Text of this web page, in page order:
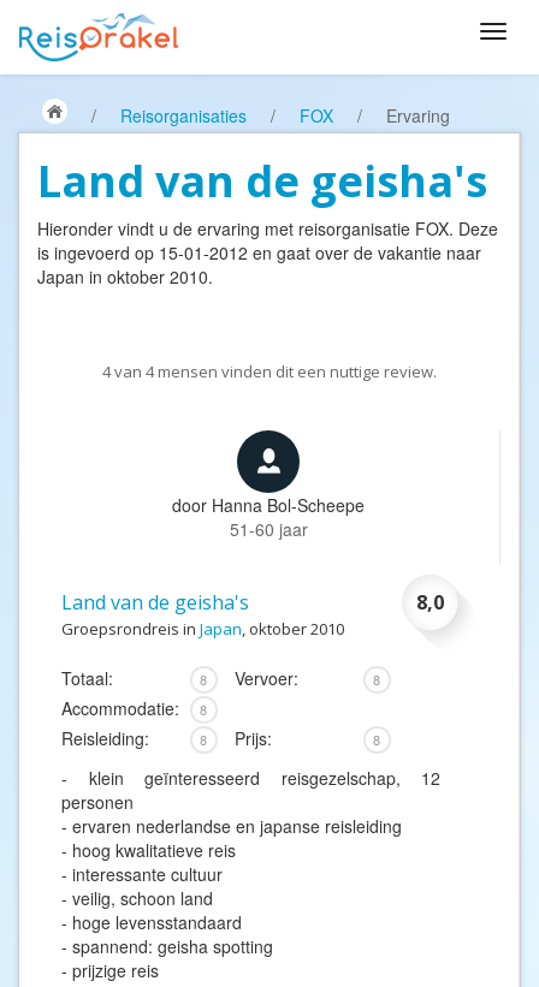
/ Reisorganisaties / FOX / Ervaring
Land van de geisha's
Hieronder vindt u de ervaring met reisorganisatie FOX. Deze
is ingevoerd op 15-01-2012 en gaat over de vakantie naar
Japan in oktober 2010.
4van 4mensen vinden dit een nuttige review.
door Hanna Bol-Scheepe
51-60 jaar
8,0
Land van de geisha's
Groepsrondreis in Japan, oktober 2010
Totaal: 8 Vervoer: 8
Accommodatie: 8
Reisleiding: 8 Prijs: 8
- klein geïnteresseerd reisgezelschap, 12
personen
- ervaren nederlandse en japanse reisleiding
- hoog kwalitatieve reis
- interessante cultuur
- veilig, schoon land
- hoge levensstandaard
- spannend: geisha spotting
- prijzige reis